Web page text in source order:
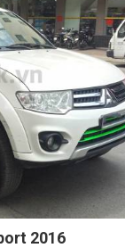
2016